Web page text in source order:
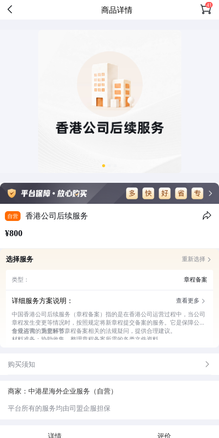
商品详情 41
自营 香港公司后续服务
¥800
选择服务 重新选择
类型： 章程备案
详细服务方案说明：
查看更多
中国香港公司后续服务（章程备案）指的是在香港公司运营过程中，当公司
章程发生变更等情况时，按照规定将新章程提交备案的服务。它是保障公司
合规运营的重要环节。
专业咨询：为您解答章程备案相关的法规疑问，提供合理建议。
材料准备：协助收集、整理章程备案所需的各类文件资料。
后续跟进：及时反馈备案结果，处理备案过程中的问题。
购买须知
商家：中港星海外企业服务（自营）
平台所有的服务均由司盟企服担保
详情 评价